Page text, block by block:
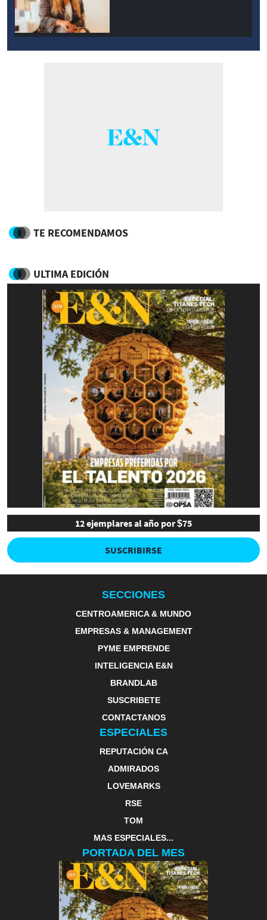
TE RECOMENDAMOS
ULTIMA EDICIÓN
12 ejemplares al año por $75
SUSCRIBIRSE
SECCIONES
CENTROAMERICA & MUNDO
EMPRESAS & MANAGEMENT
PYME EMPRENDE
INTELIGENCIA E&N
BRANDLAB
SUSCRIBETE
CONTACTANOS
ESPECIALES
REPUTACIÓN CA
ADMIRADOS
LOVEMARKS
RSE
TOM
MAS ESPECIALES...
PORTADA DEL MES